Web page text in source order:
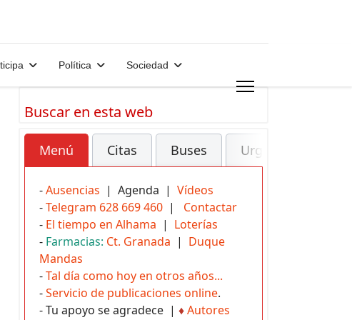
Política Sociedad
Buscar en esta web
Menú Citas Buses Urgencias
-Ausencias | Agenda | Vídeos
-Telegram 628 669 460 | Contactar
- El tiempo en Alhama | Loterías
- Farmacias: Ct. Granada | Duque
Mandas
-Tal día como hoy en otros años...
-Servicio de publicaciones online.
- Tu apoyo se agradece | ♦Autores